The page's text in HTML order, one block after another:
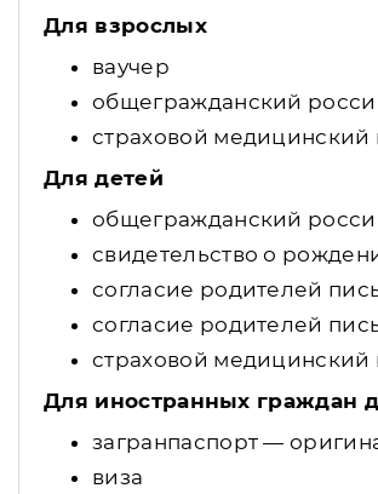
Для взрослых
ваучер
общегражданский
страховой медицинский
Для детей
общегражданский
свидетельство о
согласие родителей
согласие родителей
страховой медицинский
Для иностранных граждан
загранпаспорт —
виза